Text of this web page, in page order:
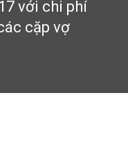
với chi phí
cặp vợ